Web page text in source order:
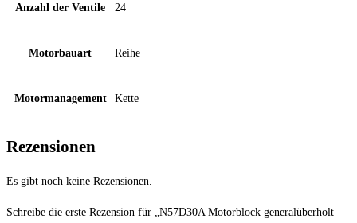
Anzahl der Ventile 24
Motorbauart Reihe
Motormanagement Kette
Rezensionen
Es gibt noch keine Rezensionen.
Schreibe die erste Rezension für „N57D30A Motorblock generalüberholt